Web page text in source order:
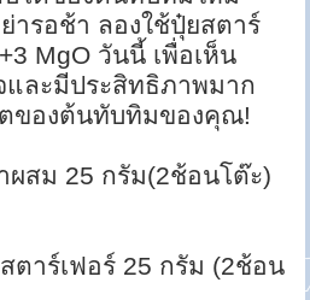
ารอช้า ลองใช้ปุ๋ยสตาร์
MgO วันนี้ เพื่อเห็น
ละมีประสิทธิภาพมาก
ตของต้นทับทิมของคุณ!
ผสม 25 กรัม(2ช้อนโต๊ะ)
ตาร์เฟอร์ 25 กรัม (2ช้อน